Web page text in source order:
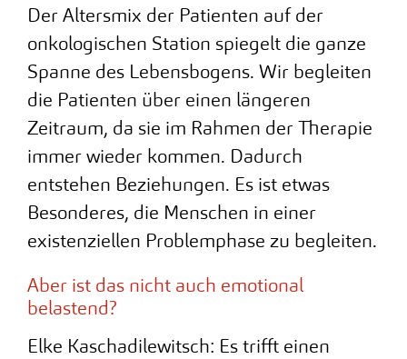
Der Altersmix der Patienten auf der
onkologischen Station spiegelt die ganze
Spanne des Lebensbogens. Wir begleiten
die Patienten über einen längeren
Zeitraum, da sie im Rahmen der Therapie
immer wieder kommen. Dadurch
entstehen Beziehungen. Es ist etwas
Besonderes, die Menschen in einer
existenziellen Problemphase zu begleiten.
Aber ist das nicht auch emotional
belastend?
Elke Kaschadilewitsch: Es trifft einen